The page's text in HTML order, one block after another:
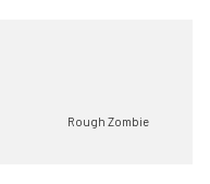
Rough Zombie